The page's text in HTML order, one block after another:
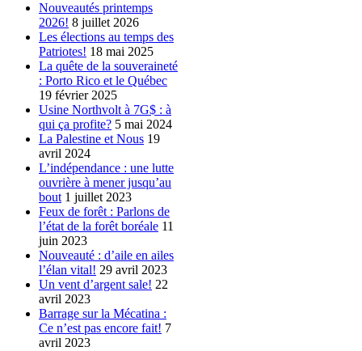
Nouveautés printemps
2026! 8 juillet 2026
Les élections au temps des
Patriotes! 18 mai 2025
La quête de la souveraineté
: Porto Rico et le Québec
19 février 2025
Usine Northvolt à 7G$ : à
qui ça profite? 5 mai 2024
La Palestine et Nous 19
avril 2024
L’indépendance : une lutte
ouvrière à mener jusqu’au
bout 1 juillet 2023
Feux de forêt : Parlons de
l’état de la forêt boréale 11
juin 2023
Nouveauté : d’aile en ailes
l’élan vital! 29 avril 2023
Un vent d’argent sale! 22
avril 2023
Barrage sur la Mécatina :
Ce n’est pas encore fait! 7
avril 2023